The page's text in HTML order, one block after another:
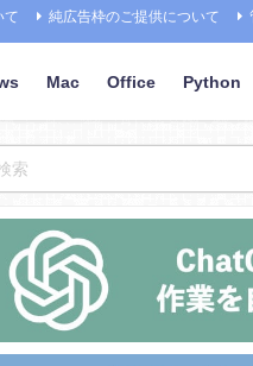
て 純広告枠のご提供について
Mac Office Python